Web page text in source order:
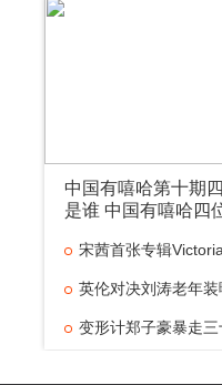
中国有嘻哈第十期
是谁 中国有嘻哈四
宋茜首张专辑
英伦对决刘涛老年
变形计郑子豪暴走